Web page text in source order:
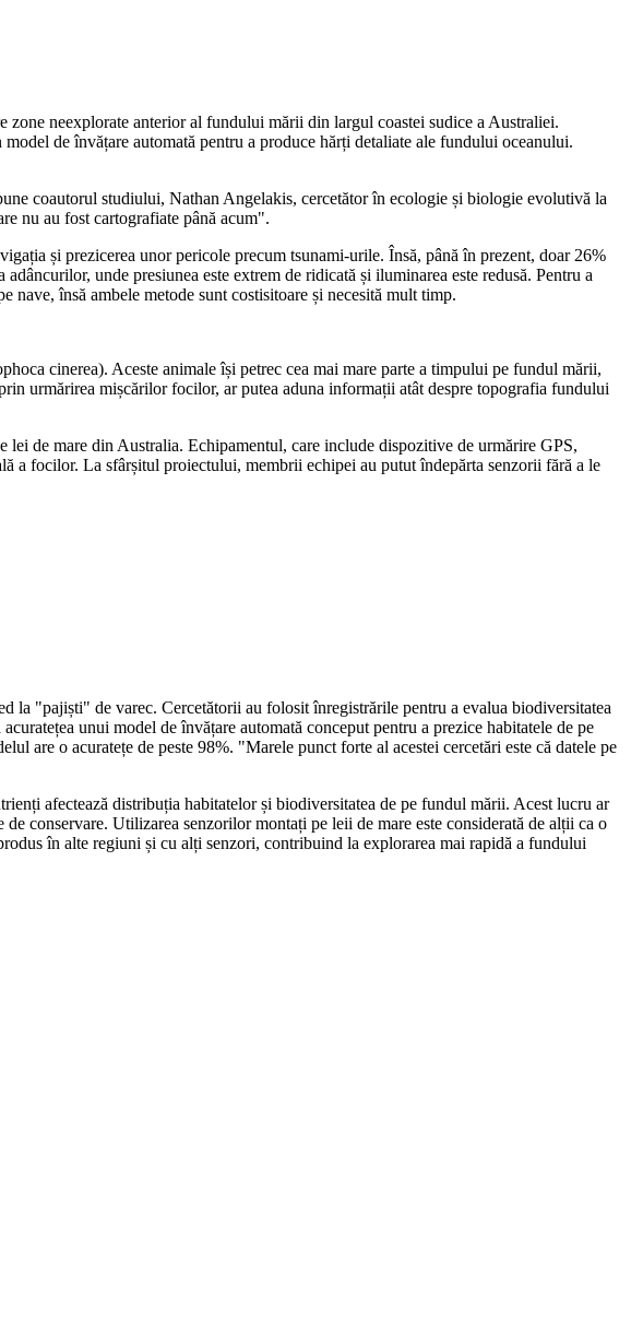
zone neexplorate anterior al fundului mării din largul coastei sudice a Australiei.
de învățare automată pentru a produce hărți detaliate ale fundului oceanului.
coautorul studiului, Nathan Angelakis, cercetător în ecologie și biologie evolutivă la
nu au fost cartografiate până acum".
și prezicerea unor pericole precum tsunami-urile. Însă, până în prezent, doar 26%
unde presiunea este extrem de ridicată și iluminarea este redusă. Pentru a
nave, însă ambele metode sunt costisitoare și necesită mult timp.
cinerea). Aceste animale își petrec cea mai mare parte a timpului pe fundul mării,
urmărirea mișcărilor focilor, ar putea aduna informații atât despre topografia fundului
de mare din Australia. Echipamentul, care include dispozitive de urmărire GPS,
a focilor. La sfârșitul proiectului, membrii echipei au putut îndepărta senzorii fără a le
la "pajiști" de varec. Cercetătorii au folosit înregistrările pentru a evalua biodiversitatea
unui model de învățare automată conceput pentru a prezice habitatele de pe
are o acuratețe de peste 98%. "Marele punct forte al acestei cercetări este că datele pe
afectează distribuția habitatelor și biodiversitatea de pe fundul mării. Acest lucru ar
conservare. Utilizarea senzorilor montați pe leii de mare este considerată de alții ca o
în alte regiuni și cu alți senzori, contribuind la explorarea mai rapidă a fundului